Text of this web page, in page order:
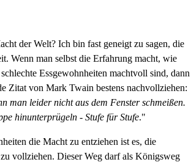
der Welt? Ich bin fast geneigt zu sagen, die
Wenn man selbst die Erfahrung macht, wie
Essgewohnheiten machtvoll sind, dann
Zitat von Mark Twain bestens nachvollziehen:
man leider nicht aus dem Fenster schmeißen.
hinunterprügeln - Stufe für Stufe."
die Macht zu entziehen ist es, die
vollziehen. Dieser Weg darf als Königsweg